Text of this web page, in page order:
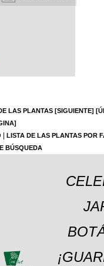
LAS PLANTAS [SIGUIENTE]
LISTA DE LAS PLANTAS POR
BÚSQUEDA